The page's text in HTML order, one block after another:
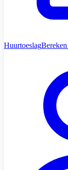
Huurtoeslag